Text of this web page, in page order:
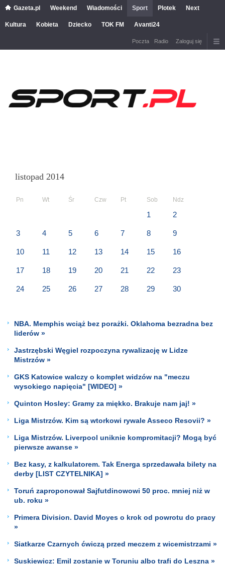
Gazeta.pl Weekend Wiadomości Sport Plotek Next
Kultura Kobieta Dziecko TOK FM Avanti24
Poczta Radio Zaloguj się
listopad 2014
Pn Wt Śr Czw Pt Sob Ndz
1 2
3 4 5 6 7 8 9
10 11 12 13 14 15 16
17 18 19 20 21 22 23
24 25 26 27 28 29 30
NBA. Memphis wciąż bez porażki. Oklahoma bezradna bez
liderów »
Jastrzębski Węgiel rozpoczyna rywalizację w Lidze
Mistrzów »
GKS Katowice walczy o komplet widzów na "meczu
wysokiego napięcia" [WIDEO] »
Quinton Hosley: Gramy za miękko. Brakuje nam jaj! »
Liga Mistrzów. Kim są wtorkowi rywale Asseco Resovii? »
Liga Mistrzów. Liverpool uniknie kompromitacji? Mogą być
pierwsze awanse »
Bez kasy, z kalkulatorem. Tak Energa sprzedawała bilety na
derby [LIST CZYTELNIKA] »
Toruń zaproponował Sajfutdinowowi 50 proc. mniej niż w
ub. roku »
Primera Division. David Moyes o krok od powrotu do pracy
»
Siatkarze Czarnych ćwiczą przed meczem z wicemistrzami »
Suskiewicz: Emil zostanie w Toruniu albo trafi do Leszna »